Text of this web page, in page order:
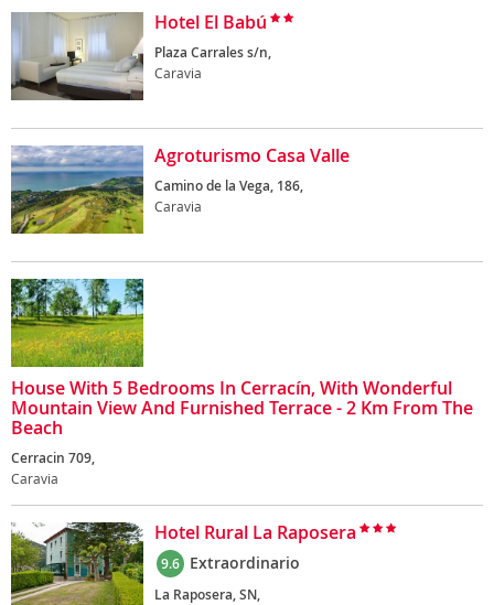
Hotel El Babú
Plaza Carrales s/n,
Caravia
Agroturismo Casa Valle
Camino de la Vega, 186,
Caravia
House With 5 Bedrooms In Cerracín, With Wonderful
Mountain View And Furnished Terrace - 2 Km From The
Beach
Cerracin 709,
Caravia
Hotel Rural La Raposera
9.6 Extraordinario
La Raposera, SN,